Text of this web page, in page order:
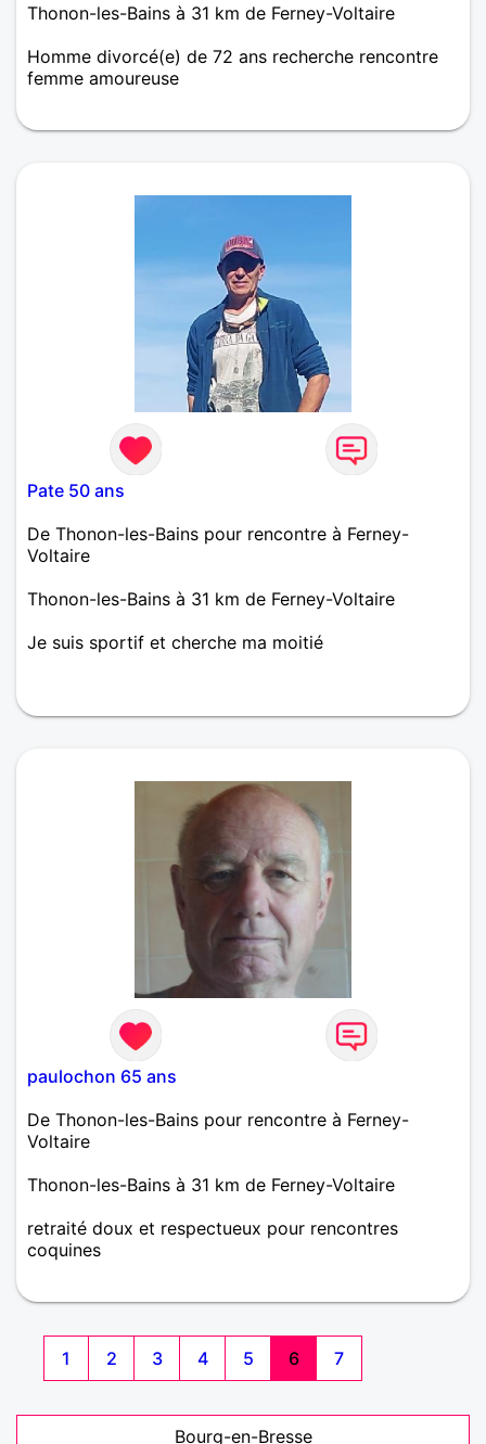
Thonon-les-Bains à 31 km de Ferney-Voltaire
Homme divorcé(e) de 72 ans recherche rencontre
femme amoureuse
Pate 50 ans
De Thonon-les-Bains pour rencontre à Ferney-
Voltaire
Thonon-les-Bains à 31 km de Ferney-Voltaire
Je suis sportif et cherche ma moitié
paulochon 65 ans
De Thonon-les-Bains pour rencontre à Ferney-
Voltaire
Thonon-les-Bains à 31 km de Ferney-Voltaire
retraité doux et respectueux pour rencontres
coquines
1 2 3 4 5 6 7
Bourg-en-Bresse